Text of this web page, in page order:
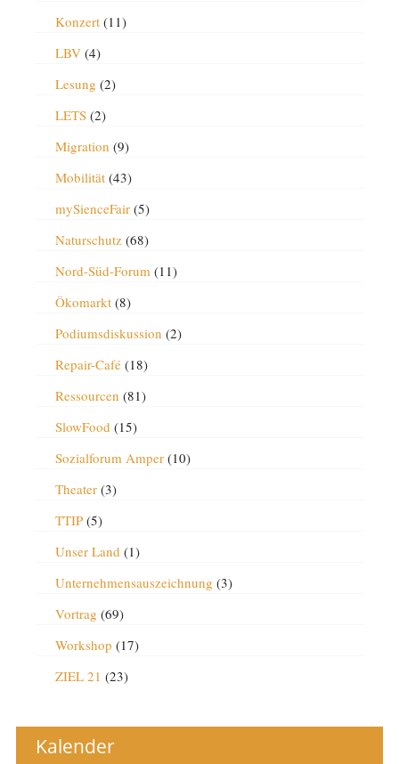
Konzert(11)
LBV(4)
Lesung (2)
LETS(2)
Migration (9)
Mobilität(43)
mySienceFair(5)
Naturschutz(68)
Nord-Süd-Forum(11)
Ökomarkt(8)
Podiumsdiskussion (2)
Repair-Café(18)
Ressourcen (81)
SlowFood (15)
Sozialforum Amper(10)
Theater(3)
TTIP(5)
Unser Land (1)
Unternehmensauszeichnung (3)
Vortrag (69)
Workshop (17)
ZIEL 21 (23)
Kalender